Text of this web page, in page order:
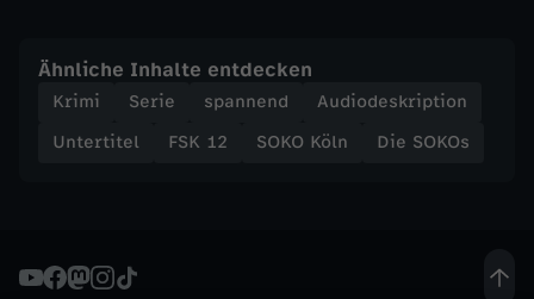
i
n
Ähnliche Inhalte entdecken
Krimi Serie spannend
Audiodeskription
Untertitel
FSK 12 SOKO Köln Die SOKOs